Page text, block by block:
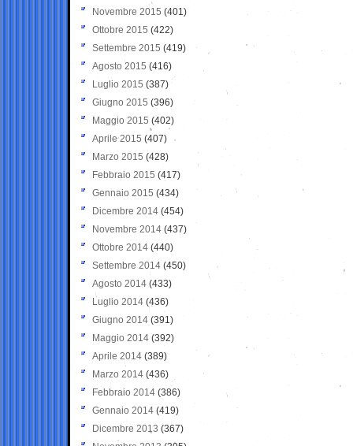
Novembre 2015 (401)
Ottobre 2015 (422)
Settembre 2015 (419)
Agosto 2015 (416)
Luglio 2015 (387)
Giugno 2015 (396)
Maggio 2015 (402)
Aprile 2015 (407)
Marzo 2015 (428)
Febbraio 2015 (417)
Gennaio 2015 (434)
Dicembre 2014 (454)
Novembre 2014 (437)
Ottobre 2014 (440)
Settembre 2014 (450)
Agosto 2014 (433)
Luglio 2014 (436)
Giugno 2014 (391)
Maggio 2014 (392)
Aprile 2014 (389)
Marzo 2014 (436)
Febbraio 2014 (386)
Gennaio 2014 (419)
Dicembre 2013 (367)